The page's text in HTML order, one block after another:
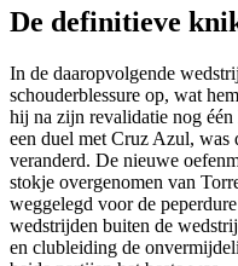
De definitieve
In de daaropvolgende
schouderblessure op, wat
hij na zijn revalidatie nog
een duel met Cruz Azul, was
veranderd. De nieuwe
stokje overgenomen van
weggelegd voor de
wedstrijden buiten de
en clubleiding de